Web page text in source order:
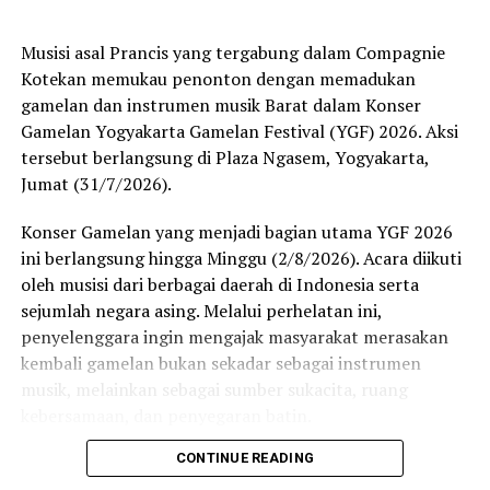
menjadi viral di sekolah mereka. Hingga mereka dihukum
tidak boleh pergi liburan. Tapi mereka terlalu keren
untuk mengutuki keadaan dan membuat orang-orang
yang sudah menghukum mereka puas.
Liburan sekolah yang terkesan tidak istimewa, akhirnya
petualangan yang memberi pelajaran sangat berarti
dalam kehidupan mereka. Ke-empat sahabat ini memiliki
karakteristik yang berbeda dengan konflik yang
berbeda-beda pula.
Orly sebagai perempuan yang kritis, pintar dan
kaum perempuan. Salah satunya tentang keperawanan.
Orly berusaha mendobrak dan menghancurkan label-
Musisi asal Prancis yang tergabung dalam Compagnie
Kotekan memukau penonton dengan memadukan
gamelan dan instrumen musik Barat dalam Konser
Gamelan Yogyakarta Gamelan Festival (YGF) 2026. Aksi
tersebut berlangsung di Plaza Ngasem, Yogyakarta,
Jumat (31/7/2026).
Konser Gamelan yang menjadi bagian utama YGF 2026
ini berlangsung hingga Minggu (2/8/2026). Acara diikuti
oleh musisi dari berbagai daerah di Indonesia serta
sejumlah negara asing. Melalui perhelatan ini,
penyelenggara ingin mengajak masyarakat merasakan
kembali gamelan bukan sekadar sebagai instrumen
musik, melainkan sebagai sumber sukacita, ruang
Penampilan Compagnie Kotekan menjadi salah satu
CONTINUE READING